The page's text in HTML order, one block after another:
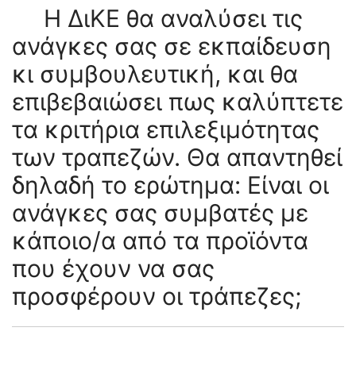
Η ΔιΚΕ θα αναλύσει τις
ανάγκες σας σε εκπαίδευση
κι συμβουλευτική, και θα
επιβεβαιώσει πως καλύπτετε
τα κριτήρια επιλεξιμότητας
των τραπεζών. Θα απαντηθεί
δηλαδή το ερώτημα: Είναι οι
ανάγκες σας συμβατές με
κάποιο/α από τα προϊόντα
που έχουν να σας
προσφέρουν οι τράπεζες;